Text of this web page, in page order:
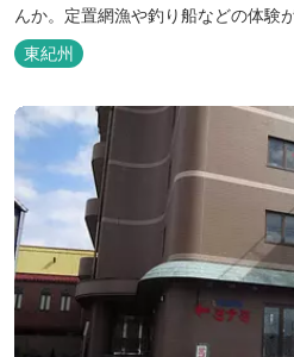
んか。定置網漁や釣り船などの体験
東紀州